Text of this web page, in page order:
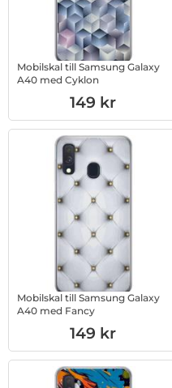
Mobilskal till Samsung Galaxy
A40 med Cyklon
Art. nr 1003233400
149 kr
Mobilskal till Samsung Galaxy
A40 med Fancy
Art. nr 1003012798
149 kr